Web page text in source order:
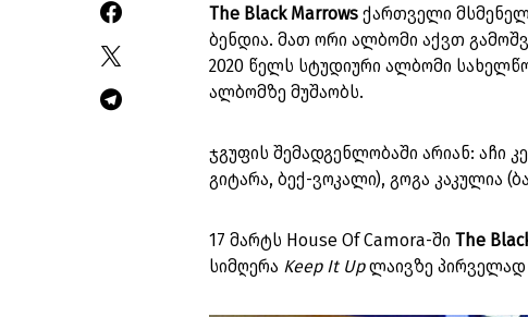
The Black Marrows ქართველი
ბენდია. მათ ორი ალბომი აქვთ
2020 წელს სტუდიური ალბომი
ალბომზე მუშაობს.
ჯგუფის შემადგენლობაში არიან: აჩი
გიტარა, ბექ-ვოკალი), გოგა კაკულია
17 მარტს House Of Camora-ში The
სიმღერა Keep It Upლაივზე პირველად